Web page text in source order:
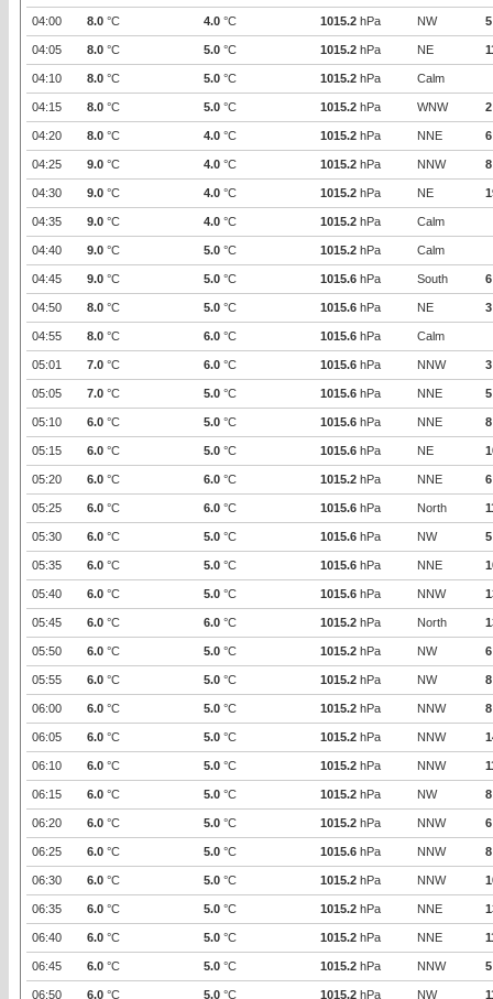
04:00 8.0 °C 4.0 °C 1015.2 hPa NW 5
04:05 8.0 °C 5.0 °C 1015.2 hPa NE
04:10 8.0 °C 5.0 °C 1015.2 hPa Calm
04:15 8.0 °C 5.0 °C 1015.2 hPa WNW 2
04:20 8.0 °C 4.0 °C 1015.2 hPa NNE 6
04:25 9.0 °C 4.0 °C 1015.2 hPa NNW 8
04:30 9.0 °C 4.0 °C 1015.2 hPa NE
04:35 9.0 °C 4.0 °C 1015.2 hPa Calm
04:40 9.0 °C 5.0 °C 1015.2 hPa Calm
04:45 9.0 °C 5.0 °C 1015.6 hPa South 6
04:50 8.0 °C 5.0 °C 1015.6 hPa NE 3
04:55 8.0 °C 6.0 °C 1015.6 hPa Calm
05:01 7.0 °C 6.0 °C 1015.6 hPa NNW 3
05:05 7.0 °C 5.0 °C 1015.6 hPa NNE 5
05:10 6.0 °C 5.0 °C 1015.6 hPa NNE 8
05:15 6.0 °C 5.0 °C 1015.6 hPa NE
05:20 6.0 °C 6.0 °C 1015.2 hPa NNE 6
05:25 6.0 °C 6.0 °C 1015.6 hPa North
05:30 6.0 °C 5.0 °C 1015.6 hPa NW 5
05:35 6.0 °C 5.0 °C 1015.6 hPa NNE
05:40 6.0 °C 5.0 °C 1015.6 hPa NNW
05:45 6.0 °C 6.0 °C 1015.2 hPa North
05:50 6.0 °C 5.0 °C 1015.2 hPa NW 6
05:55 6.0 °C 5.0 °C 1015.2 hPa NW 8
06:00 6.0 °C 5.0 °C 1015.2 hPa NNW 8
06:05 6.0 °C 5.0 °C 1015.2 hPa NNW
06:10 6.0 °C 5.0 °C 1015.2 hPa NNW
06:15 6.0 °C 5.0 °C 1015.2 hPa NW 8
06:20 6.0 °C 5.0 °C 1015.2 hPa NNW 6
06:25 6.0 °C 5.0 °C 1015.6 hPa NNW 8
06:30 6.0 °C 5.0 °C 1015.2 hPa NNW
06:35 6.0 °C 5.0 °C 1015.2 hPa NNE
06:40 6.0 °C 5.0 °C 1015.2 hPa NNE
06:45 6.0 °C 5.0 °C 1015.2 hPa NNW 5
06:50 6.0 °C 5.0 °C 1015.2 hPa NW